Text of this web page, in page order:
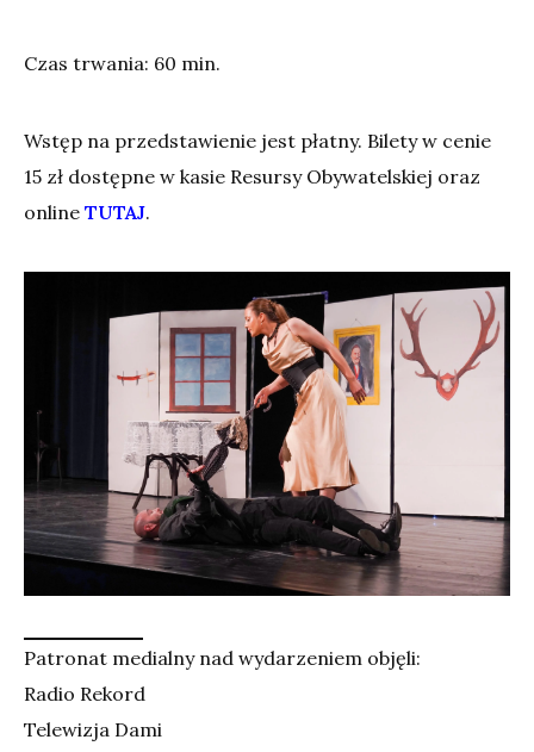
Czas trwania: 60 min.
Wstęp na przedstawienie jest płatny. Bilety w cenie
15 zł dostępne w kasie Resursy Obywatelskiej oraz
online TUTAJ.
Patronat medialny nad wydarzeniem objęli:
Radio Rekord
Telewizja Dami